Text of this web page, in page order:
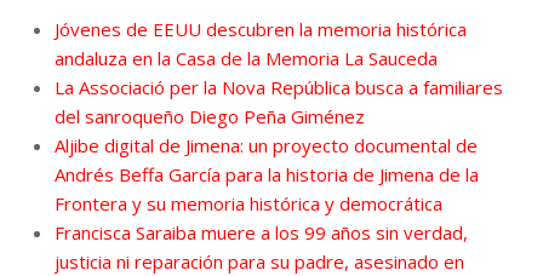
Jóvenes de EEUU descubren la memoria histórica
andaluza en la Casa de la Memoria La Sauceda
La Associació per la Nova República busca a familiares
del sanroqueño Diego Peña Giménez
Aljibe digital de Jimena: un proyecto documental de
Andrés Beffa García para la historia de Jimena de la
Frontera y su memoria histórica y democrática
Francisca Saraiba muere a los 99 años sin verdad,
justicia ni reparación para su padre, asesinado en